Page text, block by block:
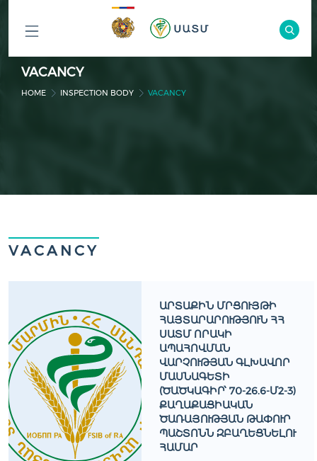
ԲՈԼՈՐ
ԲԱԺԻՆՆԵՐԸ
VACANCY
HOME INSPECTION BODY VACANCY
VACANCY
ԱՐՏԱՔԻՆ ՄՐՑՈՒՅԹԻ
ՀԱՅՏԱՐԱՐՈՒԹՅՈՒՆ ՀՀ
ՍԱՏՄ ՈՐԱԿԻ
ԱՊԱՀՈՎՄԱՆ
ՎԱՐՉՈՒԹՅԱՆ ԳԼԽԱՎՈՐ
ՄԱՍՆԱԳԵՏԻ
(ԾԱԾԿԱԳԻՐ՝ 70-26.6-Մ2-3)
ՔԱՂԱՔԱՑԻԱԿԱՆ
ԾԱՌԱՅՈՒԹՅԱՆ ԹԱՓՈՒՐ
ՊԱՇՏՈՆՆ ԶԲԱՂԵՑՆԵԼՈՒ
ՀԱՄԱՐ